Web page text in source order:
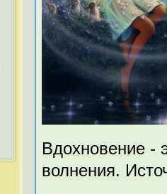
Вдохновение -
волнения.